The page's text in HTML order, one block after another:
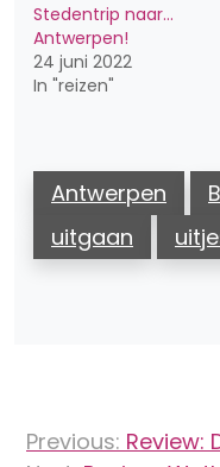
Stedentrip naar…
Antwerpen!
24 juni 2022
In "reizen"
Antwerpen
uitgaan
Previous: Review: